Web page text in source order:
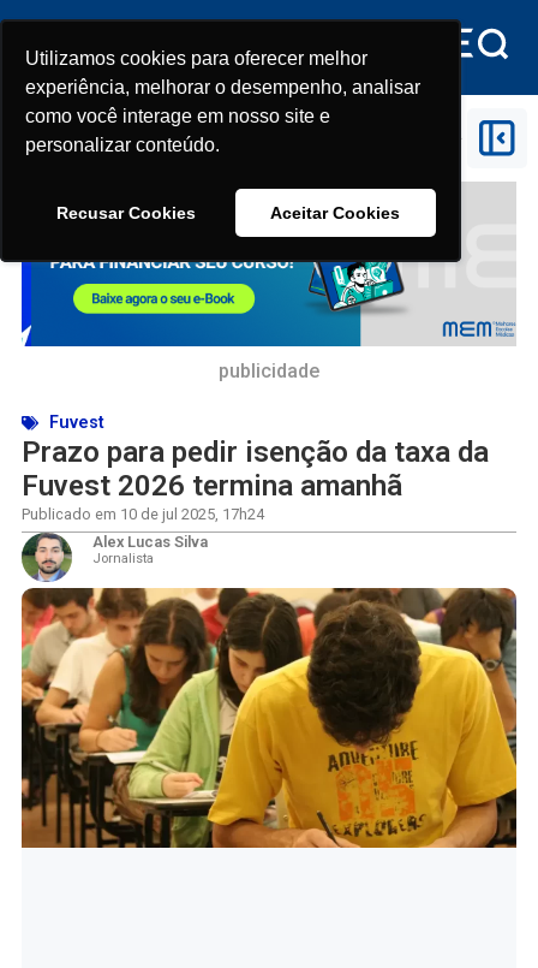
Utilizamos cookies para oferecer melhor
experiência, melhorar o desempenho, analisar
como você interage em nosso site e
personalizar conteúdo.
Recusar Cookies Aceitar Cookies
Utilizamos cookies para oferecer melhor
experiência, melhorar o desempenho, analisar
como você interage em nosso site e
personalizar conteúdo.
Recusar Cookies Aceitar Cookies
Fuvest
Prazo para pedir isenção da taxa da
publicidade
Fuvest
Prazo para pedir isenção da taxa da
Fuvest 2026 termina amanhã
Publicado em 10 de jul 2025, 17h24
Alex Lucas Silva
Jornalista